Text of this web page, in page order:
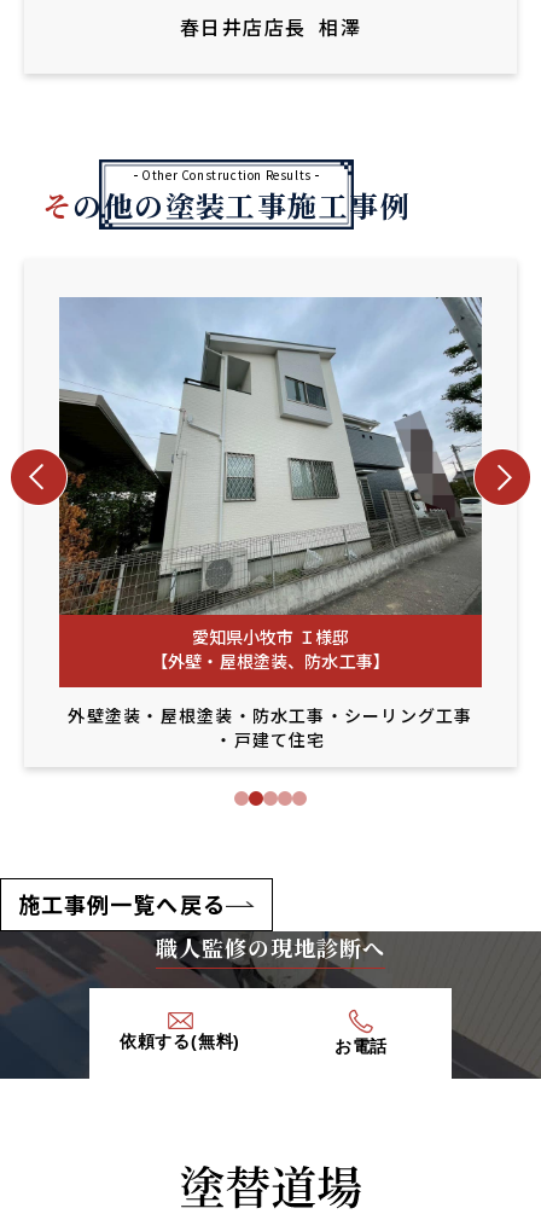
春日井店店長 相澤
Other Construction Results
その他の塗装工事施工事例
愛知県小牧市 Ｉ様邸
【外壁・屋根塗装、防水工事】
外壁塗装 ・ 屋根塗装 ・ 防水工事 ・ シーリング工事
・ 戸建て住宅
施工事例一覧へ戻る
職人監修の現地診断へ
依頼する(無料) お電話